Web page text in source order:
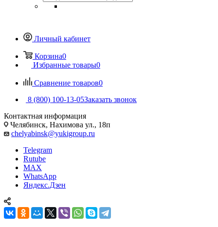
Личный кабинет
Корзина0
Избранные товары0
Сравнение товаров0
8 (800) 100-13-05Заказать звонок
Контактная информация
Челябинск, Нахимова ул., 18п
chelyabinsk@yukigroup.ru
Telegram
Rutube
MAX
WhatsApp
Яндекс.Дзен